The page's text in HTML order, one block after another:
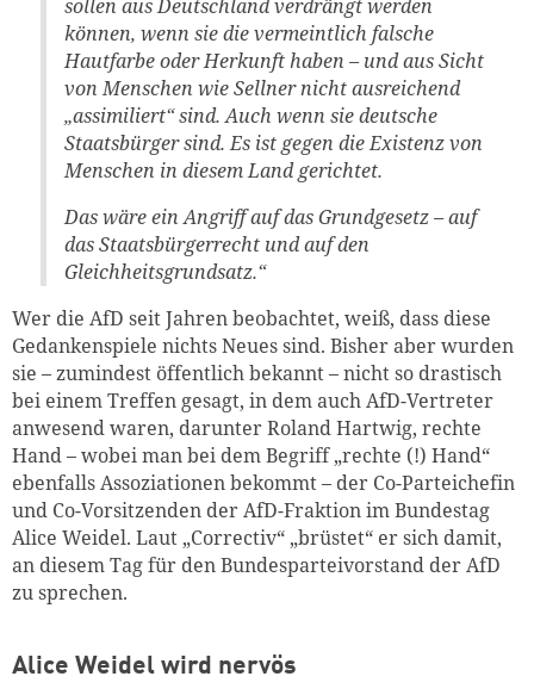
sollen aus Deutschland verdrängt werden
können, wenn sie die vermeintlich falsche
Hautfarbe oder Herkunft haben – und aus Sicht
von Menschen wie Sellner nicht ausreichend
„assimiliert“ sind. Auch wenn sie deutsche
Staatsbürger sind. Es ist gegen die Existenz von
Menschen in diesem Land gerichtet.
Das wäre ein Angriff auf das Grundgesetz – auf
das Staatsbürgerrecht und auf den
Gleichheitsgrundsatz.“
Wer die AfD seit Jahren beobachtet, weiß, dass diese
Gedankenspiele nichts Neues sind. Bisher aber wurden
sie – zumindest öffentlich bekannt – nicht so drastisch
bei einem Treffen gesagt, in dem auch AfD-Vertreter
anwesend waren, darunter Roland Hartwig, rechte
Hand – wobei man bei dem Begriff „rechte (!) Hand“
ebenfalls Assoziationen bekommt – der Co-Parteichefin
und Co-Vorsitzenden der AfD-Fraktion im Bundestag
Alice Weidel. Laut „Correctiv“ „brüstet“ er sich damit,
an diesem Tag für den Bundesparteivorstand der AfD
zu sprechen.
Alice Weidel wird nervös